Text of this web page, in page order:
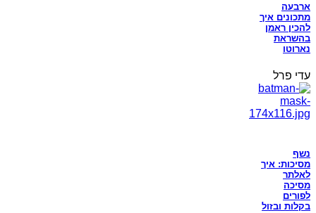
ארבעה
מתכונים איך
להכין ראמן
בהשראת
נארוטו
עדי פרל
נשף
מסיכות: איך
לאלתר
מסיכה
לפורים
בקלות ובזול